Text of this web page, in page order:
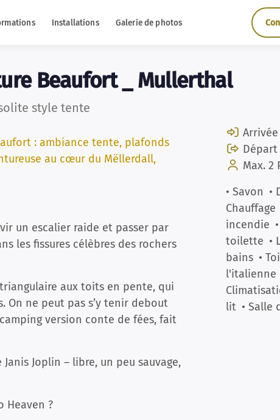
Installations Galerie de photos
Beaufort _ Mullerthal
style tente
: ambiance tente, plafonds
au cœur du Mëllerdall,
un escalier raide et passer par
les fissures célèbres des rochers
aux toits en pente, qui
On ne peut pas s’y tenir debout
version conte de fées, fait
Joplin – libre, un peu sauvage,
Heaven ?
Arrivée
Départ
Max. 2
• Savon •
Chauffage
incendie
toilette •
bains •
l'italienne
lit • Salle